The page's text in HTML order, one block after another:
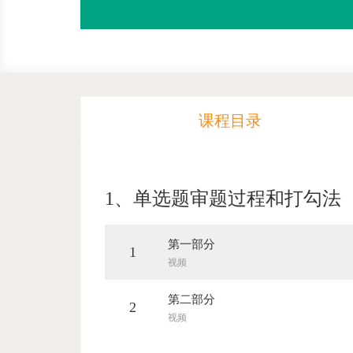
课程目录
1、 单选题审题过程和打勾法
1 第一部分
视频
2 第二部分
视频